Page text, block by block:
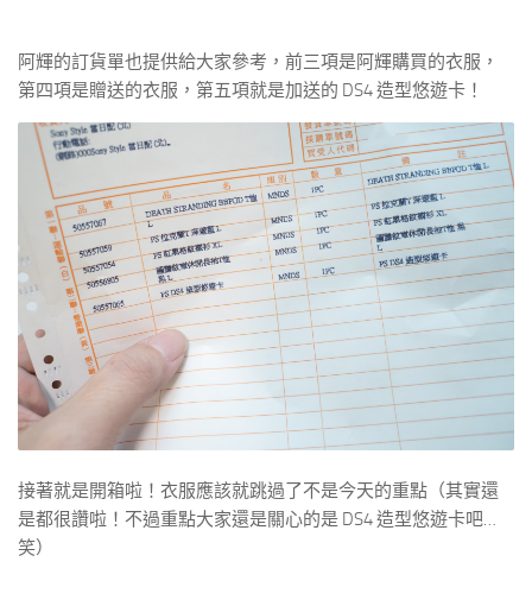
阿輝的訂貨單也提供給大家參考，前三項是阿輝購買的衣服，
第四項是贈送的衣服，第五項就是加送的 DS4 造型悠遊卡！
接著就是開箱啦！衣服應該就跳過了不是今天的重點（其實還
是都很讚啦！不過重點大家還是關心的是 DS4 造型悠遊卡吧…
笑）